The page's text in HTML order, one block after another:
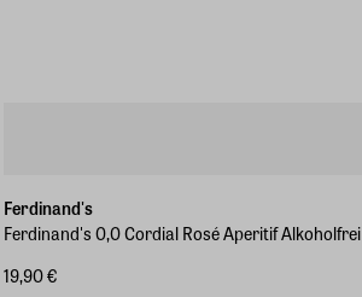
Ferdinand's
Ferdinand's 0,0 Cordial Rosé Aperitif Alkoholfrei
19,90 €